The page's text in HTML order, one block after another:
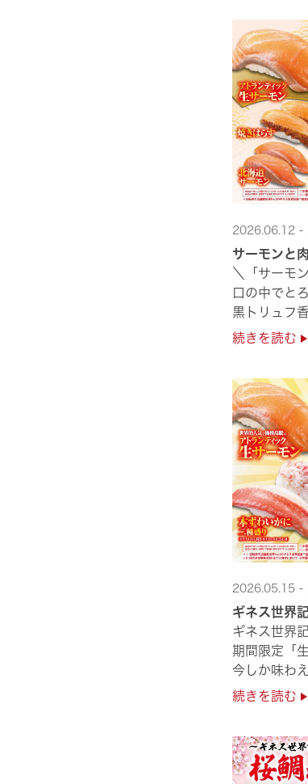
2026.06.12 -
サーモンと
＼「サーモ
口の中でと
黒トリュフ
圧倒的な贅
続きを読む
2026.05.15 -
ギネス世界
ギネス世界
期間限定「
今しか味わ
是非お越しく
続きを読む